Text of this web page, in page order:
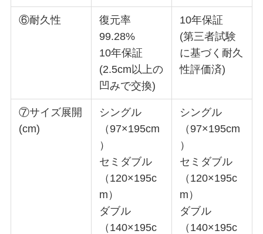
⑥耐久性
復元率
99.28%
10年保証
(2.5cm以上の
凹みで交換)
10年保証
(第三者試験
に基づく耐久
性評価済)
⑦サイズ展開
(cm)
シングル
（97×195cm
）
セミダブル
（120×195c
m）
ダブル
（140×195c
シングル
（97×195cm
）
セミダブル
（120×195c
m）
ダブル
（140×195c